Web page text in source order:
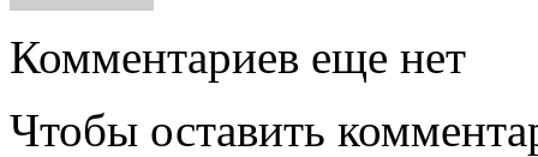
Комментариев еще нет
Чтобы оставить